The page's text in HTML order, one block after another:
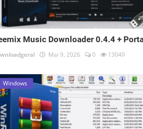
Music Downloader 0.4.4 +
Mai 9, 2026 0 13049
Windows